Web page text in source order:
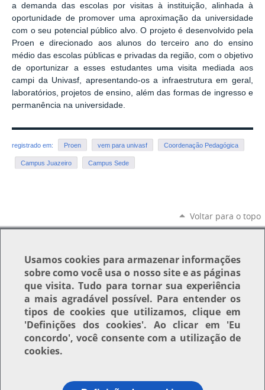
a demanda das escolas por visitas à instituição, alinhada à
oportunidade de promover uma aproximação da universidade
com o seu potencial público alvo. O projeto é desenvolvido pela
Proen e direcionado aos alunos do terceiro ano do ensino
médio das escolas públicas e privadas da região, com o objetivo
de oportunizar a esses estudantes uma visita mediada aos
campi da Univasf, apresentando-os a infraestrutura em geral,
laboratórios, projetos de ensino, além das formas de ingresso e
permanência na universidade.
registrado em: Proen vem para univasf Coordenação Pedagógica
Campus Juazeiro Campus Sede
Voltar para o topo
Usamoscookies para armazenar informações
sobre como você usa o nosso site e as páginas
que visita. Tudo para tornar sua experiência
a mais agradável possível. Para entender os
tipos de cookies que utilizamos, clique em
'Definições dos cookies'. Ao clicar em 'Eu
concordo', você consente com a utilização de
cookies.